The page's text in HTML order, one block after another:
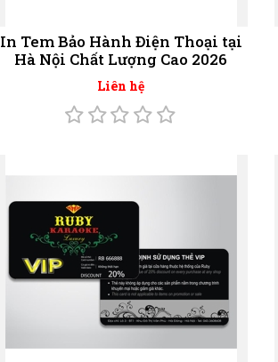
In Tem Bảo Hành Điện Thoại tại
Hà Nội Chất Lượng Cao 2026
Liên hệ